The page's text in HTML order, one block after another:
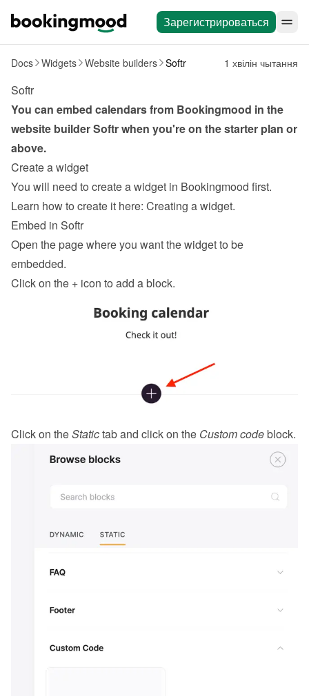
Зарегистрироваться
Docs Widgets Website builders Softr 1 хвілін чытання
Softr
You can embed calendars from Bookingmood in the
website builder Softr when you're on the starter plan or
above.
Create a widget
You will need to create a widget in Bookingmood first.
Learn how to create it here: Creating a widget.
Embed in Softr
Open the page where you want the widget to be
embedded.
Click on the + icon to add a block.
Click on the Static tab and click on the Custom code block.